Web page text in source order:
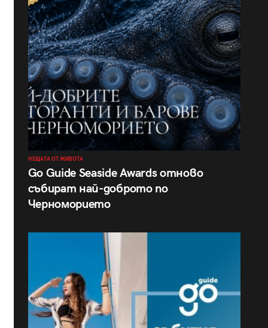
НЕЩАТА ОТ ЖИВОТА
Go Guide Seaside Awards отново
събират най-доброто по
Черноморието